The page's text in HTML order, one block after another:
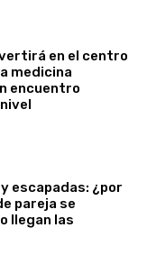
en el centro
medicina
encuentro
escapadas: ¿por
pareja se
llegan las